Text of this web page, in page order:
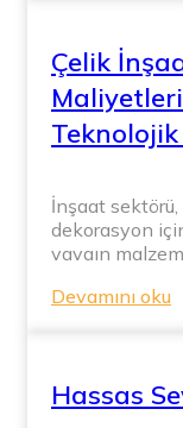
Çelik
İnşaat
dekorasyon
yaygın
hafiflik
gereksinimleri
Devamını oku
Hassas